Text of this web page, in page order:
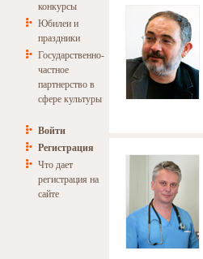
конкурсы
Юбилеи и
праздники
Государственно-
частное
партнерство в
сфере культуры
Войти
Регистрация
Что дает
регистрация на
сайте